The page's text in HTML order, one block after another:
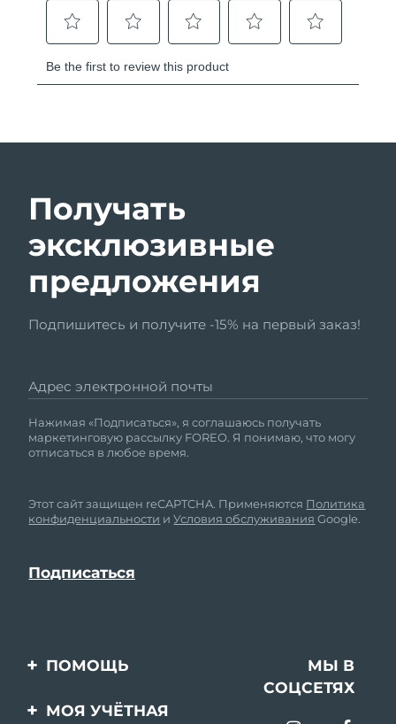
Получать
эксклюзивные
предложения
Подпишитесь и получите -15% на первый заказ!
Адрес электронной почты
Нажимая «Подписаться», я соглашаюсь получать
маркетинговую рассылку FOREO. Я понимаю, что могу
отписаться в любое время.
Этот сайт защищен reCAPTCHA. Применяются Политика
конфиденциальности иУсловия обслуживания Google.
ПОМОЩЬ
Свяжитесь с нами
МЫ В
СОЦСЕТЯХ
МОЯ УЧЁТНАЯ